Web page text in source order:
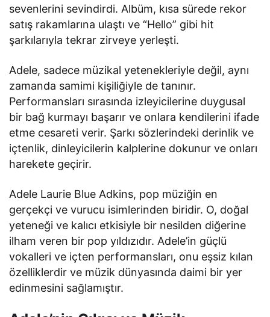
sevenlerini sevindirdi. Albüm, kısa sürede rekor
satış rakamlarına ulaştı ve “Hello” gibi hit
şarkılarıyla tekrar zirveye yerleşti.
Adele, sadece müzikal yetenekleriyle değil, aynı
zamanda samimi kişiliğiyle de tanınır.
Performansları sırasında izleyicilerine duygusal
bir bağ kurmayı başarır ve onlara kendilerini ifade
etme cesareti verir. Şarkı sözlerindeki derinlik ve
içtenlik, dinleyicilerin kalplerine dokunur ve onları
harekete geçirir.
Adele Laurie Blue Adkins, pop müziğin en
gerçekçi ve vurucu isimlerinden biridir. O, doğal
yeteneği ve kalıcı etkisiyle bir nesilden diğerine
ilham veren bir pop yıldızıdır. Adele’in güçlü
vokalleri ve içten performansları, onu eşsiz kılan
özelliklerdir ve müzik dünyasında daimi bir yer
edinmesini sağlamıştır.